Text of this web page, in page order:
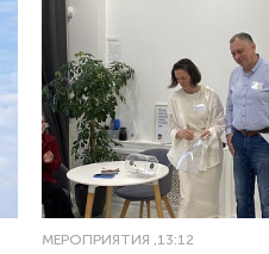
МЕРОПРИЯТИЯ ,13:12